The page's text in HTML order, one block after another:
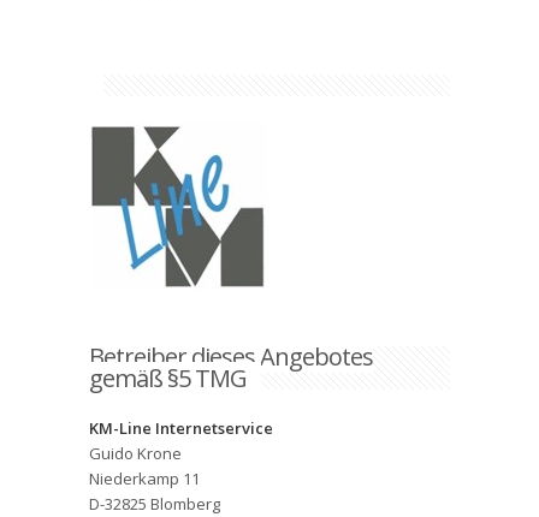
Betreiber dieses Angebotes
gemäß §5 TMG
KM-Line Internetservice
Guido Krone
Niederkamp 11
D-32825 Blomberg